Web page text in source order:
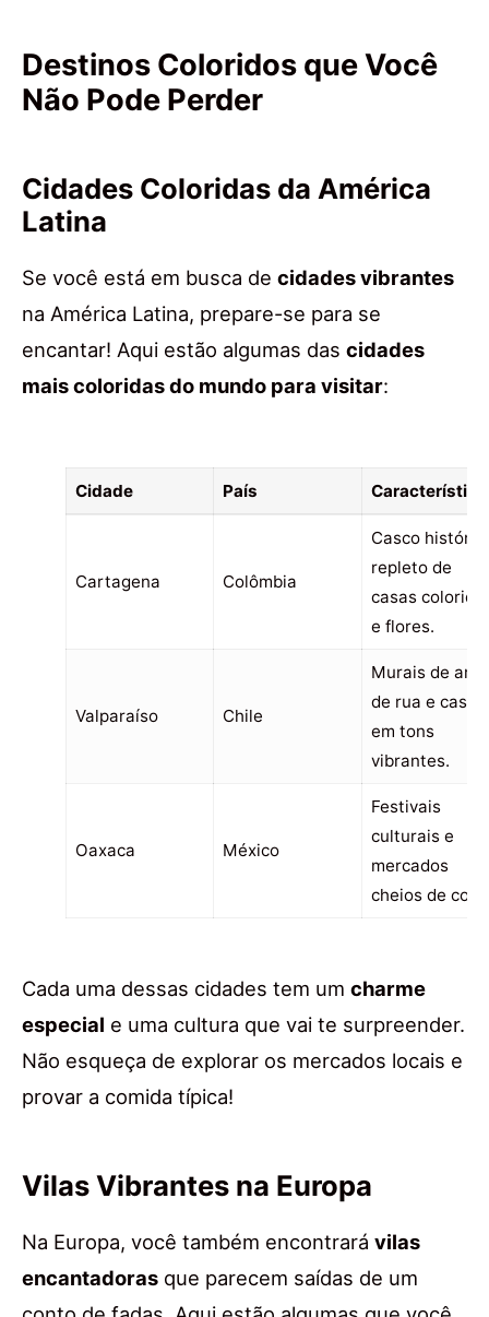
Destinos Coloridos que Você
Não Pode Perder
Cidades Coloridas da América
Latina
Se você está em busca de cidades vibrantes
na América Latina, prepare-se para se
encantar! Aqui estão algumas das cidades
mais coloridas do mundo para visitar:
Cidade País
Cartagena Colômbia
Casco
repleto de
casas
e flores.
Valparaíso Chile
Murais de arte
de rua e casas
em tons
vibrantes.
Oaxaca México
Festivais
culturais e
mercados
cheios de
Cada uma dessas cidades tem um charme
especial e uma cultura que vai te surpreender.
Não esqueça de explorar os mercados locais e
provar a comida típica!
Vilas Vibrantes na Europa
Na Europa, você também encontrará vilas
encantadoras que parecem saídas de um